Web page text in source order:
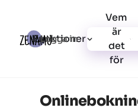
Funktioner
Vem
är
det
för
Logga in